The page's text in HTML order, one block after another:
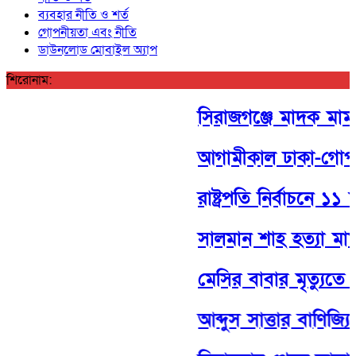
ব্যবহার নীতি ও শর্ত
গোপনীয়তা এবং নীতি
ডাউনলোড মোবাইল অ্যাপ
শিরোনাম:
সিরাজগঞ্জে মাদক
আগামীকাল ঢাকা-
রাষ্ট্রপতি নির্বাচনে
সালমান শাহ হত্যা
মেসির বাবার মৃত্যুতে
আব্দুস সাত্তার